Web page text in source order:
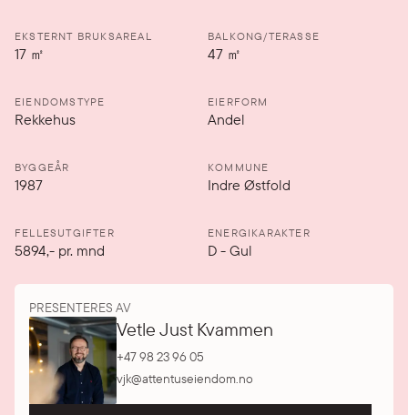
EKSTERNT BRUKSAREAL
17 ㎡
BALKONG/TERASSE
47 ㎡
EIENDOMSTYPE
Rekkehus
EIERFORM
Andel
BYGGEÅR
1987
KOMMUNE
Indre Østfold
FELLESUTGIFTER
5894,- pr. mnd
ENERGIKARAKTER
D-Gul
PRESENTERES AV
Vetle Just Kvammen
+47 98 23 96 05
vjk@attentuseiendom.no